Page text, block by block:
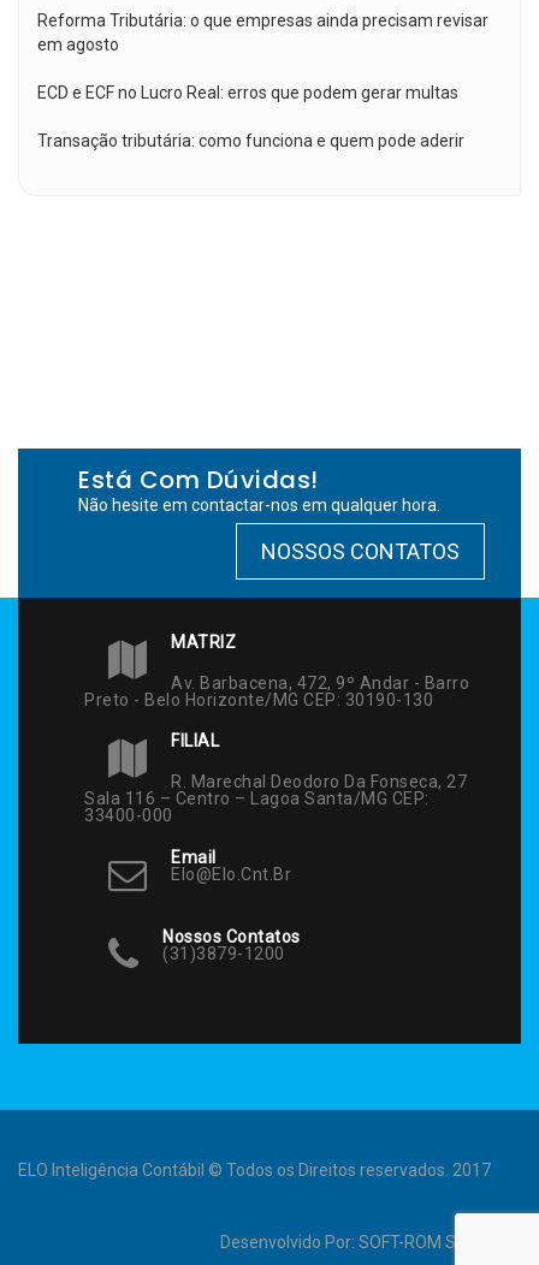
Reforma Tributária: o que empresas ainda precisam revisar
em agosto
ECD e ECF no Lucro Real: erros que podem gerar multas
Transação tributária: como funciona e quem pode aderir
Está Com Dúvidas!
Não hesite em contactar-nos em qualquer hora.
NOSSOS CONTATOS
MATRIZ
Av. Barbacena, 472, 9º Andar - Barro
Preto - Belo Horizonte/MG CEP: 30190-130
FILIAL
R. Marechal Deodoro Da Fonseca, 27
Sala 116 – Centro – Lagoa Santa/MG CEP:
33400-000
Email
Elo@elo.cnt.br
Nossos Contatos
(31)3879-1200
ELO Inteligência Contábil © Todos os Direitos reservados. 2017
Desenvolvido Por: SOFT-ROM Sistemas